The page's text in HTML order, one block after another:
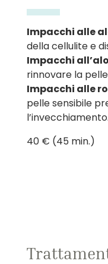
Impacchi alle
della cellulite e
Impacchi
rinnovare la
Impacchi alle
pelle sensibile
l’invecchiamento.
40 € (45 min.)